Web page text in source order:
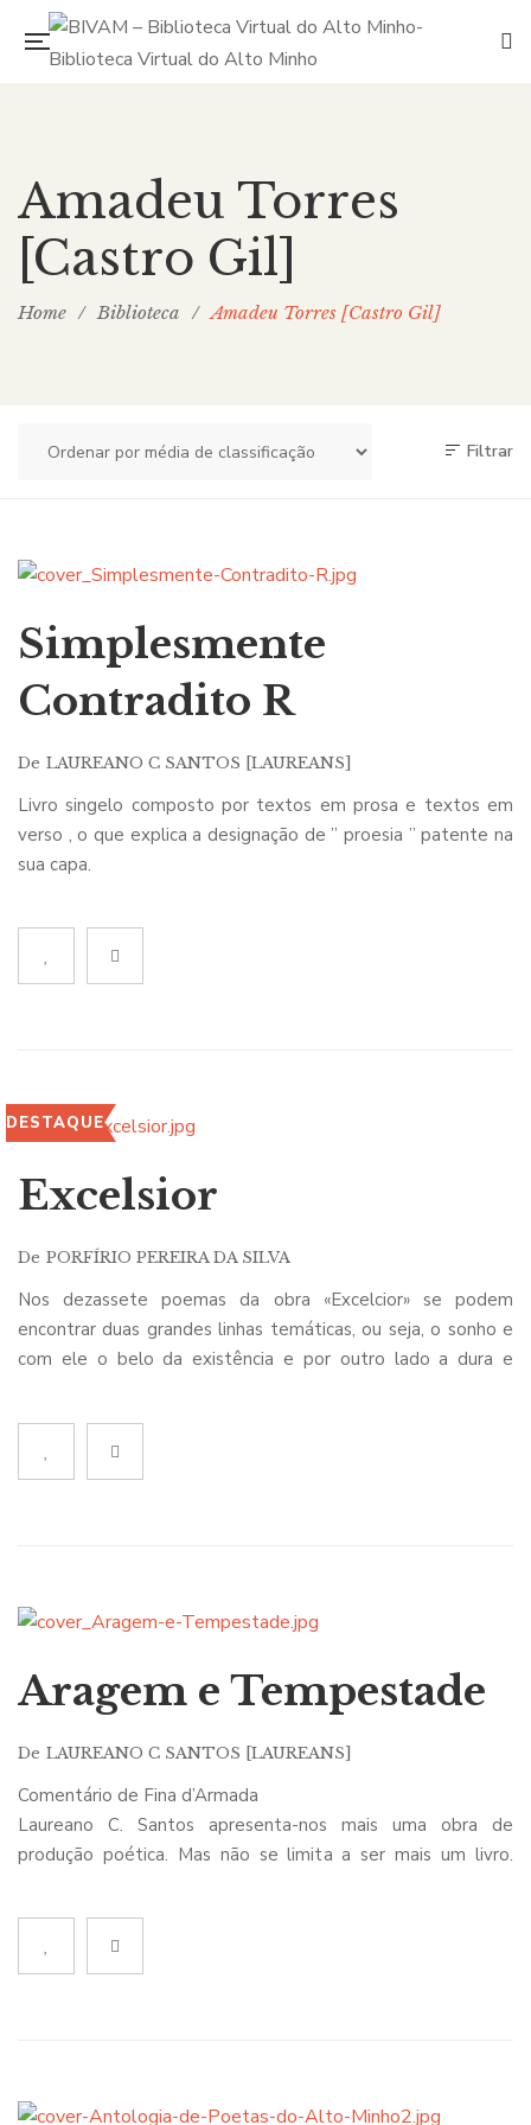
Amadeu Torres
[Castro Gil]
Home / Biblioteca / Amadeu Torres [Castro Gil]
Filtrar
Simplesmente
Contradito R
De LAUREANO C SANTOS [LAUREANS]
Livro singelo composto por textos em prosa e textos em
verso , o que explica a designação de ” proesia ” patente na
sua capa.
variadas causas sociais e para com os homens que sofrem de
injustiças e infelicidades. As palavras servem-lhe menos de
decoração e mais de armas de luta. E é nisto que reside a
DESTAQUE
Excelsior
De PORFÍRIO PEREIRA DA SILVA
Nos dezassete poemas da obra «Excelcior» se podem
encontrar duas grandes linhas temáticas, ou seja, o sonho e
com ele o belo da existência e por outro lado a dura e
Aragem e Tempestade
De LAUREANO C SANTOS [LAUREANS]
Comentário de Fina d’Armada
Laureano C. Santos apresenta-nos mais uma obra de
produção poética. Mas não se limita a ser mais um livro.
amadurecido, com palavras melhor escolhidas, com
mensagens que nunca são vagas, com pensamentos
transformados em poemas visuais.